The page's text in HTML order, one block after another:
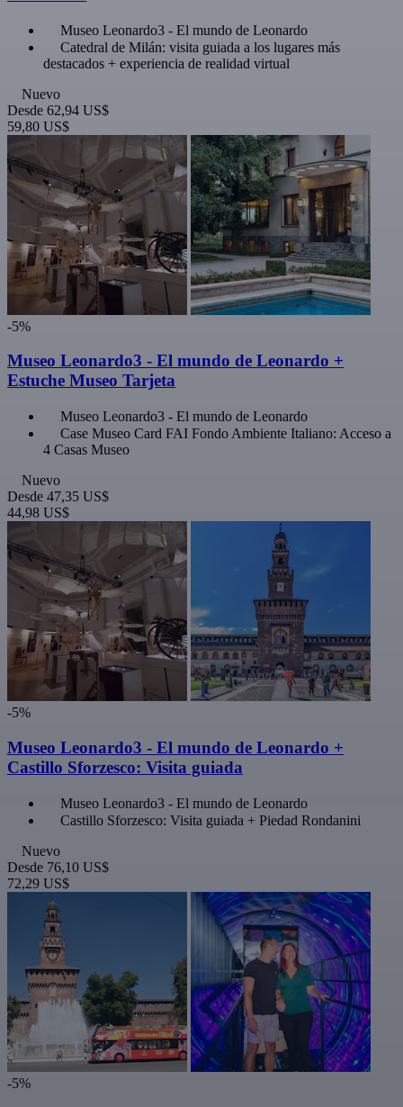
Museo Leonardo3 - El mundo de Leonardo
Catedral de Milán: visita guiada a los lugares más
destacados + experiencia de realidad virtual
Nuevo
Desde 62,94 US$
59,80 US$
-5%
Museo Leonardo3 - El mundo de Leonardo +
Estuche Museo Tarjeta
Museo Leonardo3 - El mundo de Leonardo
Case Museo Card FAI Fondo Ambiente Italiano: Acceso a
4 Casas Museo
Nuevo
Desde 47,35 US$
44,98 US$
-5%
Museo Leonardo3 - El mundo de Leonardo +
Castillo Sforzesco: Visita guiada
Museo Leonardo3 - El mundo de Leonardo
Castillo Sforzesco: Visita guiada + Piedad Rondanini
Nuevo
Desde 76,10 US$
72,29 US$
-5%